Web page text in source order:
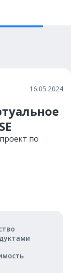
16.05.2024
по